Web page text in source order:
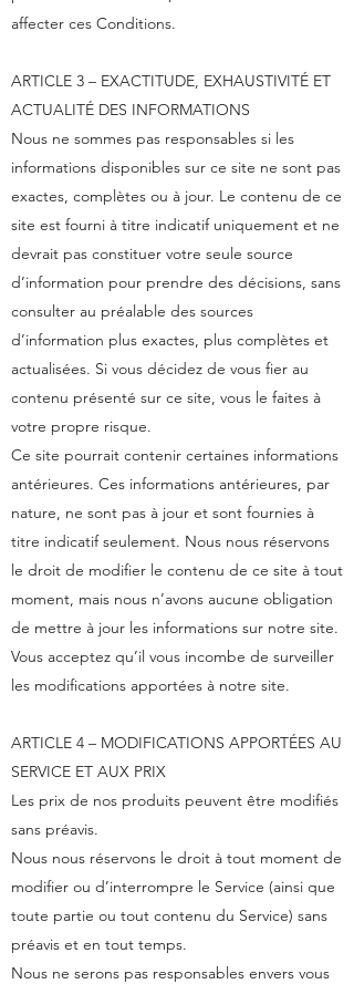
affecter ces Conditions.
ARTICLE 3 – EXACTITUDE, EXHAUSTIVITÉ ET
ACTUALITÉ DES INFORMATIONS
Nous ne sommes pas responsables si les
informations disponibles sur ce site ne sont pas
exactes, complètes ou à jour. Le contenu de ce
site est fourni à titre indicatif uniquement et ne
devrait pas constituer votre seule source
d’information pour prendre des décisions, sans
consulter au préalable des sources
d’information plus exactes, plus complètes et
actualisées. Si vous décidez de vous fier au
contenu présenté sur ce site, vous le faites à
votre propre risque.
Ce site pourrait contenir certaines informations
antérieures. Ces informations antérieures, par
nature, ne sont pas à jour et sont fournies à
titre indicatif seulement. Nous nous réservons
le droit de modifier le contenu de ce site à tout
moment, mais nous n’avons aucune obligation
de mettre à jour les informations sur notre site.
Vous acceptez qu’il vous incombe de surveiller
les modifications apportées à notre site.
ARTICLE 4 – MODIFICATIONS APPORTÉES AU
SERVICE ET AUX PRIX
Les prix de nos produits peuvent être modifiés
sans préavis.
Nous nous réservons le droit à tout moment de
modifier ou d’interrompre le Service (ainsi que
toute partie ou tout contenu du Service) sans
préavis et en tout temps.
Nous ne serons pas responsables envers vous